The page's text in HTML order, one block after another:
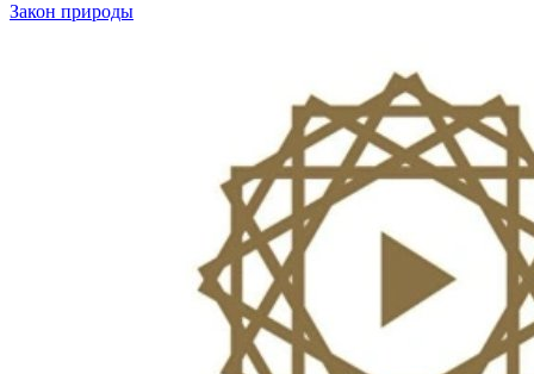
Закон природы